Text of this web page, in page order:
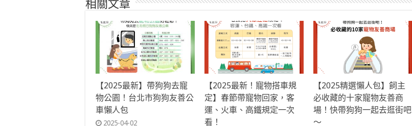
相關文章
【2025最新】帶狗狗去寵
物公園！台北市狗狗友善公
車懶人包
2025-04-02
【2025最新！寵物搭車規
定】春節帶寵物回家，客
運、火車、高鐵規定一次
看！
【2025精選懶人包】飼主
必收藏的十家寵物友善商
場！快帶狗狗一起去逛街吧
～